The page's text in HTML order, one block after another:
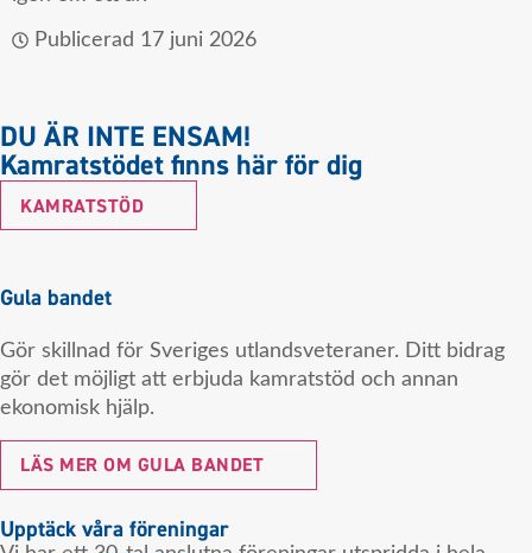
Publicerad 17 juni 2026
DU ÄR INTE ENSAM!
Kamratstödet finns här för dig
KAMRATSTÖD
Gula bandet
Gör skillnad för Sveriges utlandsveteraner. Ditt bidrag
gör det möjligt att erbjuda kamratstöd och annan
ekonomisk hjälp.
LÄS MER OM GULA BANDET
Upptäck våra föreningar